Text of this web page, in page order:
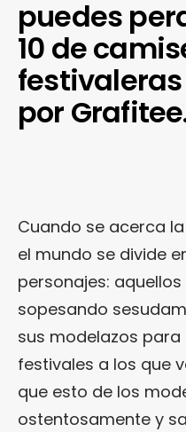
puedes
10 de
por
Cuando se acerca
el mundo se divide
personajes:
sopesando
sus modelazos
festivales a los que
que esto de los
ostentosamente y